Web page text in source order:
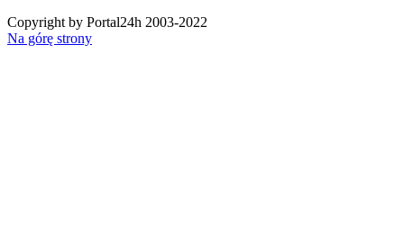
Copyright by Portal24h 2003-2022
Na górę strony